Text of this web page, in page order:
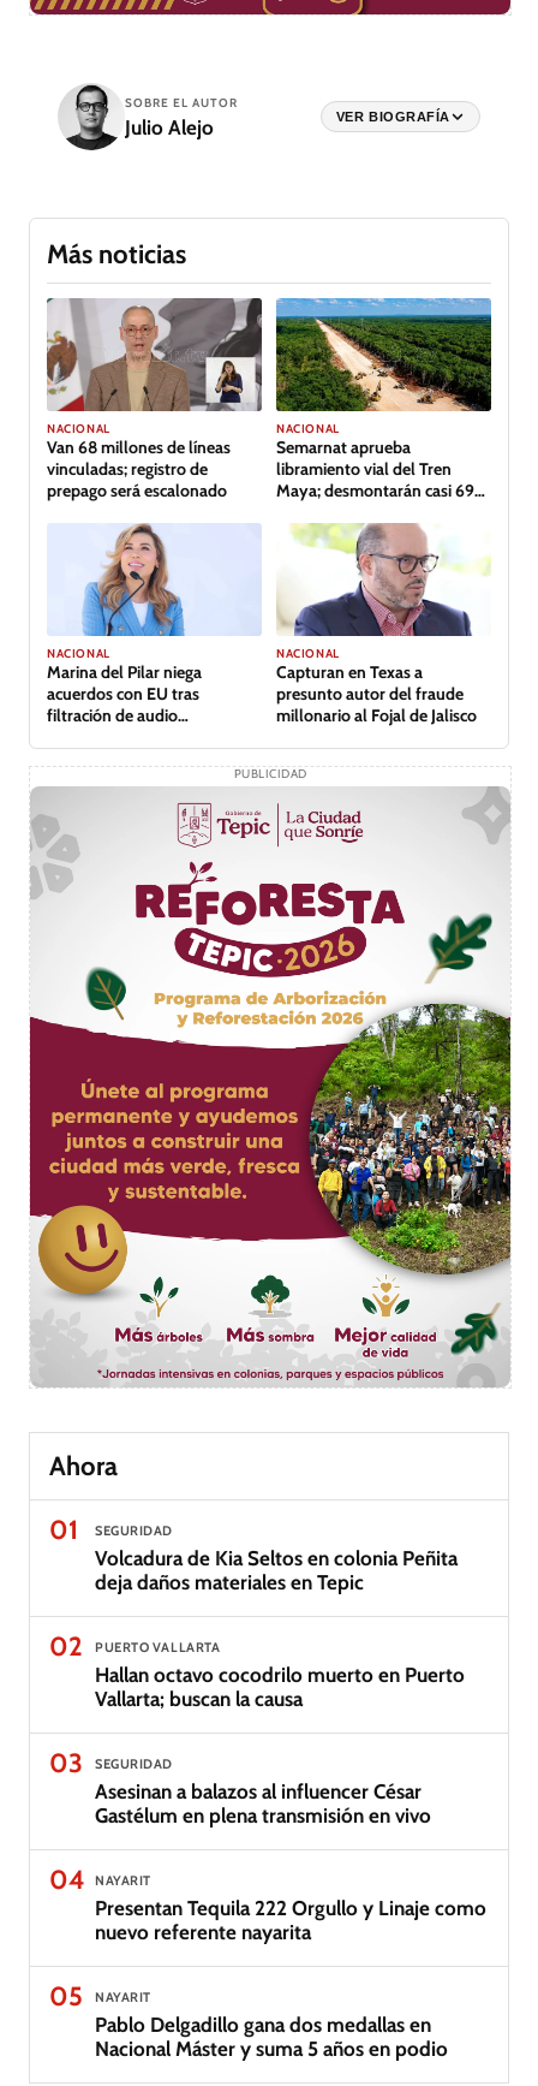
SOBRE EL AUTOR
Julio Alejo VER BIOGRAFÍA
Más noticias
NACIONAL
Van 68 millones de líneas
vinculadas; registro de
prepago será escalonado
NACIONAL
Semarnat aprueba
libramiento vial del Tren
Maya; desmontarán casi 69
NACIONAL
Marina del Pilar niega
acuerdos con EU tras
filtración de audio
NACIONAL
Capturan en Texas a
presunto autor del fraude
millonario al Fojal de Jalisco
PUBLICIDAD
Ahora
01
SEGURIDAD
Volcadura de Kia Seltos en colonia Peñita
deja daños materiales en Tepic
02 PUERTO VALLARTA
Hallan octavo cocodrilo muerto en Puerto
Vallarta; buscan la causa
03 SEGURIDAD
Asesinan a balazos al influencer César
Gastélum en plena transmisión en vivo
04 NAYARIT
Presentan Tequila 222 Orgullo y Linaje como
nuevo referente nayarita
05 NAYARIT
Pablo Delgadillo gana dos medallas en
Nacional Máster y suma 5 años en podio